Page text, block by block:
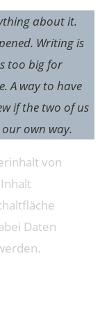
about it.
Writing is
too big for
A way to have
if the two of us
own way.
von
Daten